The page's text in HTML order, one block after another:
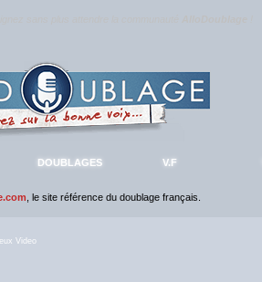
DOUBLAGES V.F
, le site référence du doublage français.
Video